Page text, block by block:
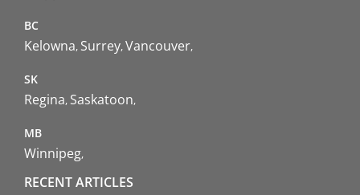
BC
Kelowna Surrey Vancouver
SK
Regina Saskatoon
MB
Winnipeg
RECENT ARTICLES